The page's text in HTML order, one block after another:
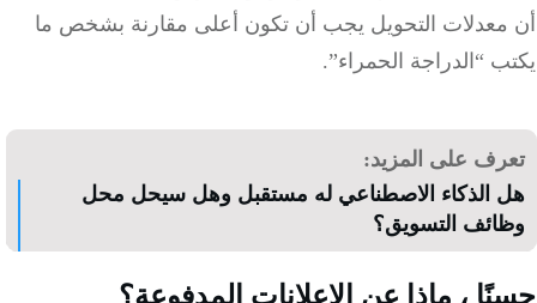
التحويل يجب أن تكون أعلى مقارنة بشخص ما
“الدراجة الحمراء”.
على المزيد:
الذكاء الاصطناعي له مستقبل وهل سيحل محل
التسويق؟
،ماذا عن الإعلانات المدفوعة؟